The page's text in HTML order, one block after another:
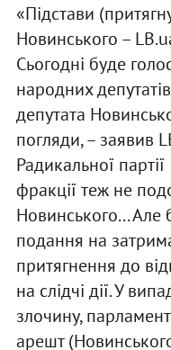
«Підстави
Новинського –
Сьогодні буде
народних
депутата
погляди, – заявив
Радикальної
фракції теж не
Новинського...
подання на
притягнення до
на слідчі дії. У
злочину,
арешт